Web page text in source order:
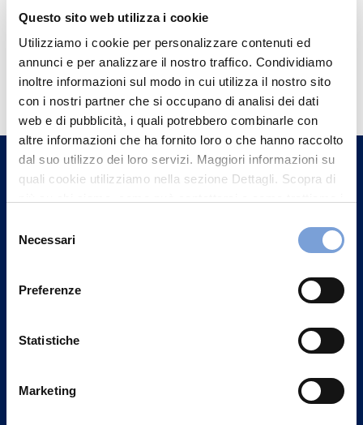
Questo sito web utilizza i cookie
Utilizziamo i cookie per personalizzare contenuti ed
annunci e per analizzare il nostro traffico. Condividiamo
inoltre informazioni sul modo in cui utilizza il nostro sito
con i nostri partner che si occupano di analisi dei dati
web e di pubblicità, i quali potrebbero combinarle con
altre informazioni che ha fornito loro o che hanno raccolto
dal suo utilizzo dei loro servizi. Maggiori informazioni su
quali cookie utilizziamo nella sezione Dettagli. Scopra di
può trovare nel footer del sito nella sezione "Informativa
delNecessari
Preferenze
Statistiche
Marketing
Hai bisogno di
informazioni?
Trova l'Agenzia più vicina a te e parla con
un nostro Agente.